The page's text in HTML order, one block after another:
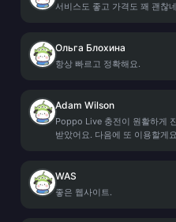
서비스도 좋고 가격도 꽤 괜찮
Ольга Блохина
항상 빠르고 정확해요.
Adam Wilson
Poppo Live 충전이 원활하게
받았어요. 다음에 또 이용할게
WAS
좋은 웹사이트.